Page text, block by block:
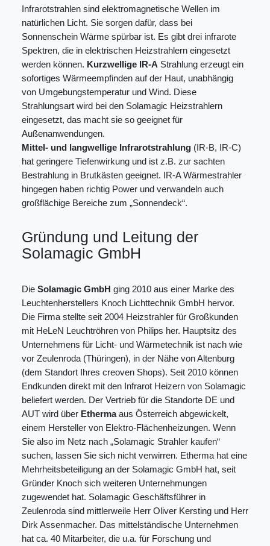
Infrarotstrahlen sind elektromagnetische Wellen im
natürlichen Licht. Sie sorgen dafür, dass bei
Sonnenschein Wärme spürbar ist. Es gibt drei infrarote
Spektren, die in elektrischen Heizstrahlern eingesetzt
werden können. Kurzwellige IR-A Strahlung erzeugt ein
sofortiges Wärmeempfinden auf der Haut, unabhängig
von Umgebungstemperatur und Wind. Diese
Strahlungsart wird bei den Solamagic Heizstrahlern
eingesetzt, das macht sie so geeignet für
Außenanwendungen.
Mittel- und langwellige Infrarotstrahlung (IR-B, IR-C)
hat geringere Tiefenwirkung und ist z.B. zur sachten
Bestrahlung in Brutkästen geeignet. IR-A Wärmestrahler
hingegen haben richtig Power und verwandeln auch
großflächige Bereiche zum „Sonnendeck“.
Gründung und Leitung der
Solamagic GmbH
Die Solamagic GmbH ging 2010 aus einer Marke des
Leuchtenherstellers Knoch Lichttechnik GmbH hervor.
Die Firma stellte seit 2004 Heizstrahler für Großkunden
mit HeLeN Leuchtröhren von Philips her. Hauptsitz des
Unternehmens für Licht- und Wärmetechnik ist nach wie
vor Zeulenroda (Thüringen), in der Nähe von Altenburg
(dem Standort Ihres creoven Shops). Seit 2010 können
Endkunden direkt mit den Infrarot Heizern von Solamagic
beliefert werden. Der Vertrieb für die Standorte DE und
AUT wird über Ethermaaus Österreich abgewickelt,
einem Hersteller von Elektro-Flächenheizungen. Wenn
Sie also im Netz nach „Solamagic Strahler kaufen“
suchen, lassen Sie sich nicht verwirren. Etherma hat eine
Mehrheitsbeteiligung an der Solamagic GmbH hat, seit
Gründer Knoch sich weiteren Unternehmungen
zugewendet hat. Solamagic Geschäftsführer in
Zeulenroda sind mittlerweile Herr Oliver Kersting und Herr
Dirk Assenmacher. Das mittelständische Unternehmen
hat ca. 40 Mitarbeiter, die u.a. für Forschung und